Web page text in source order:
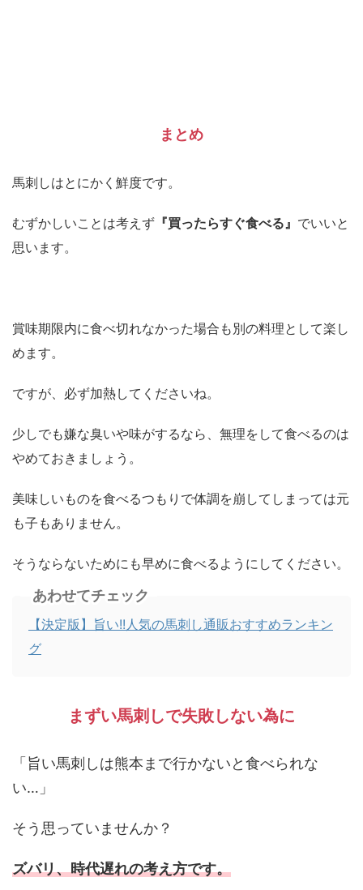
まとめ
馬刺しはとにかく鮮度です。
むずかしいことは考えず 『買ったらすぐ食べる』 でいいと
思います。
賞味期限内に食べ切れなかった場合も別の料理として楽し
めます。
ですが、必ず加熱してくださいね。
少しでも嫌な臭いや味がするなら、無理をして食べるのは
やめておきましょう。
美味しいものを食べるつもりで体調を崩してしまっては元
も子もありません。
そうならないためにも早めに食べるようにしてください。
あわせてチェック
【決定版】旨い!!人気の馬刺し通販おすすめランキン
グ
まずい馬刺しで失敗しない為に
「旨い馬刺しは熊本まで行かないと食べられな
い…」
そう思っていませんか？
ズバリ、時代遅れの考え方です。